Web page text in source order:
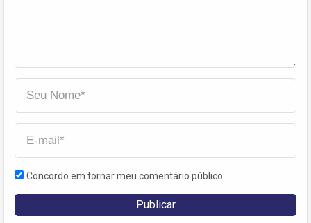
Concordo em tornar meu comentário público